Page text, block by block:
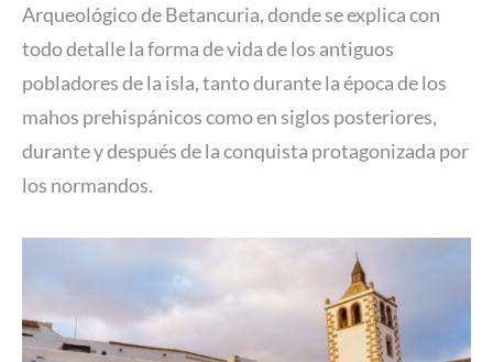
Arqueológico de Betancuria, donde se explica con
todo detalle la forma de vida de los antiguos
pobladores de la isla, tanto durante la época de los
mahos prehispánicos como en siglos posteriores,
durante y después de la conquista protagonizada por
los normandos.